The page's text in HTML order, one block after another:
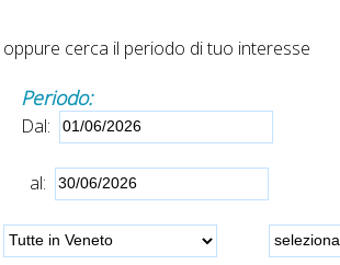
oppure cerca il periodo di tuo interesse
Periodo:
Dal:
al: